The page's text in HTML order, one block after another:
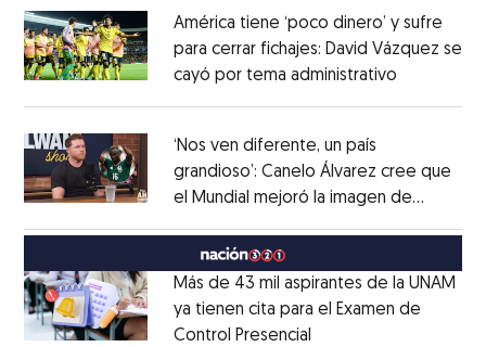
América tiene ‘poco dinero’ y sufre
para cerrar fichajes: David Vázquez se
cayó por tema administrativo
‘Nos ven diferente, un país
grandioso’: Canelo Álvarez cree que
el Mundial mejoró la imagen de
MéxicoOpens in new window
Más de 43 mil aspirantes de la UNAM
ya tienen cita para el Examen de
Control Presencial